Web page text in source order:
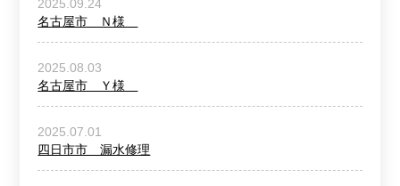
2025.09.24
名古屋市 Ｎ様
2025.08.03
名古屋市 Ｙ様
2025.07.01
四日市市 漏水修理